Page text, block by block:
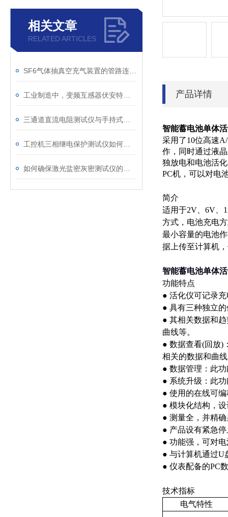
相关文章
RELATED ARTICLES
产品详情
智能蓄电池单体
采用了10位高速
作，同时通过液
独放电和电池活
PC机，可以对电
简介
适用于2V、6V、
方式，电池充电
最小容量的电池
据上传至计算机
智能蓄电池单体
功能特点
● 活化仪可记录
● 具有三种独立
● 其相关数据和
曲线等。
● 数据查看(回放)
相关的数据和曲
● 数据管理：此
● 系统升级：此
● 使用的在线可
● 模块化结构，
● 测量全，并精
● 产品设有紧急
● 功能强，可对
● 与计算机通过U
● 仪表配备的PC
技术指标
电气特性